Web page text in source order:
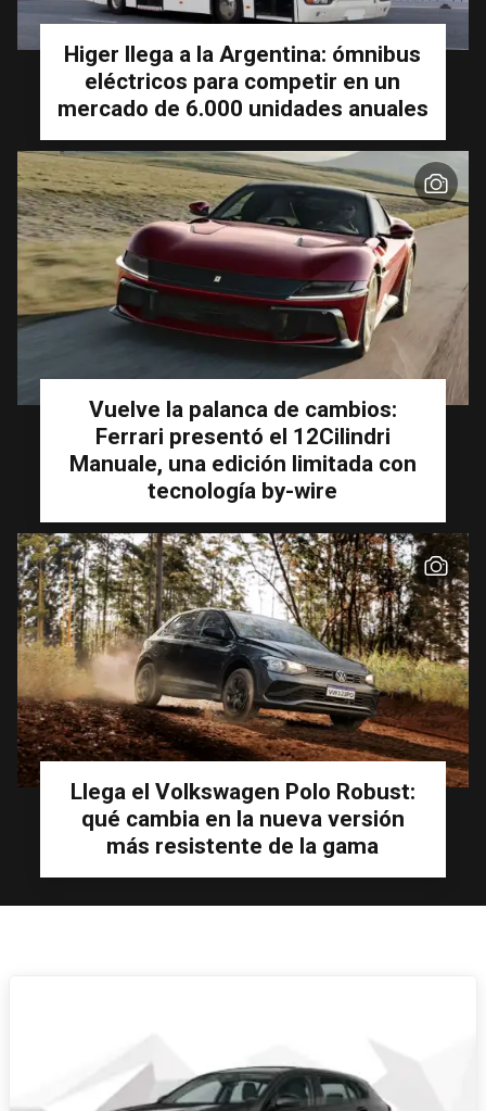
Higer llega a la Argentina: ómnibus
eléctricos para competir en un
mercado de 6.000 unidades anuales
Vuelve la palanca de cambios:
Ferrari presentó el 12Cilindri
Manuale, una edición limitada con
tecnología by-wire
Llega el Volkswagen Polo Robust:
qué cambia en la nueva versión
más resistente de la gama